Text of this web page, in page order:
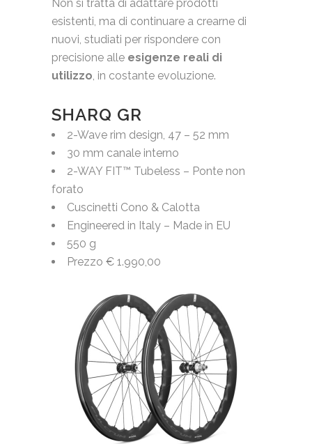
Non si tratta di adattare prodotti
esistenti, ma di continuare a crearne di
nuovi, studiati per rispondere con
precisione alle esigenze reali di
utilizzo , in costante evoluzione.
SHARQ GR
2-Wave rim design, 47 – 52 mm
30 mm canale interno
2-WAY FIT™ Tubeless – Ponte non
forato
Cuscinetti Cono & Calotta
Engineered in Italy – Made in EU
550 g
Prezzo € 1.990,00